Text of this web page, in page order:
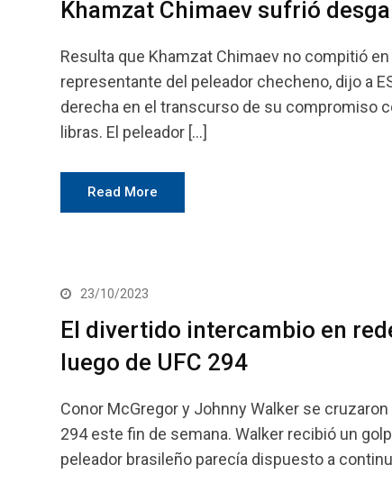
Khamzat Chimaev sufrió
Resulta que Khamzat Chimaev no compitió
representante del peleador checheno, dijo a
derecha en el transcurso de su compromiso
libras. El peleador […]
Read More
23/10/2023
El divertido intercambio en
luego de UFC 294
Conor McGregor y Johnny Walker se
294 este fin de semana. Walker recibió un
peleador brasileño parecía dispuesto a